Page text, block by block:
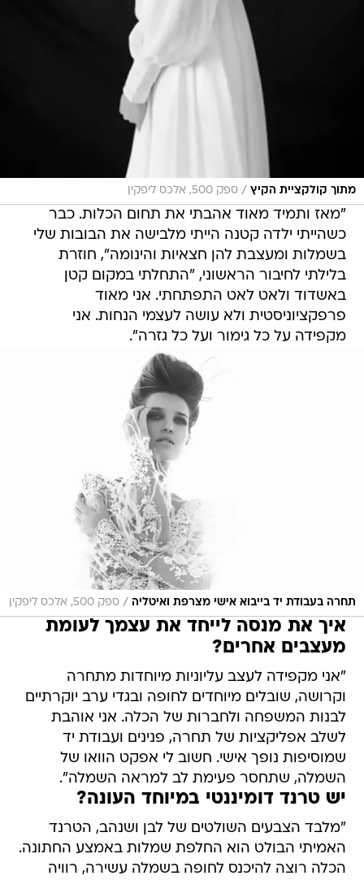
מתוך קולקציית הקיץ / ספק 500, אלכס ליפקין
"מאז ותמיד מאוד אהבתי את תחום הכלות. כבר
כשהייתי ילדה קטנה הייתי מלבישה את הבובות שלי
בשמלות ומעצבת להן חצאיות והינומה", חוזרת
בלילתי לחיבור הראשוני, "התחלתי במקום קטן
באשדוד ולאט לאט התפתחתי. אני מאוד
פרפקציוניסטית ולא עושה לעצמי הנחות. אני
מקפידה על כל גימור ועל כל גזרה".
תחרה בעבודת יד בייבוא אישי מצרפת ואיטליה / ספק 500, אלכס ליפקין
איך את מנסה לייחד את עצמך לעומת
מעצבים אחרים?
"אני מקפידה לעצב עליוניות מיוחדות מתחרה
וקרושה, שובלים מיוחדים לחופה ובגדי ערב יוקרתיים
לבנות המשפחה ולחברות של הכלה. אני אוהבת
לשלב אפליקציות של תחרה, פנינים ועבודת יד
שמוסיפות נופך אישי. חשוב לי אפקט הוואו של
השמלה, שתחסר פעימת לב למראה השמלה".
יש טרנד דומיננטי במיוחד העונה?
"מלבד הצבעים השולטים של לבן ושנהב, הטרנד
האמיתי הבולט הוא החלפת שמלות באמצע החתונה.
הכלה רוצה להיכנס לחופה בשמלה עשירה, רוויה